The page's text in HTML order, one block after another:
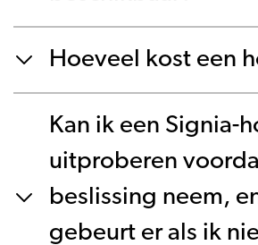
Hoeveel kost een
Kan ik een Signia-
uitproberen
beslissing neem,
gebeurt er als ik